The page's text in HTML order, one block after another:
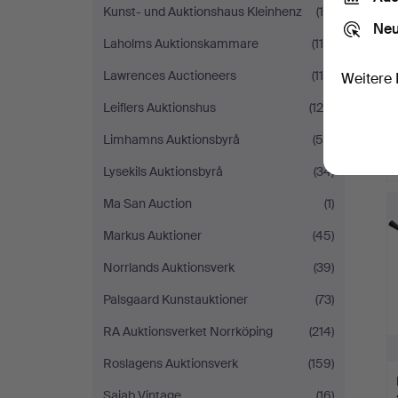
Kunst- und Auktionshaus Kleinhenz
(10)
Laholms Auktionskammare
(119)
Lawrences Auctioneers
(116)
Leiflers Auktionshus
(120)
Limhamns Auktionsbyrå
(58)
Lysekils Auktionsbyrå
(34)
Ma San Auction
(1)
Markus Auktioner
(45)
Norrlands Auktionsverk
(39)
Palsgaard Kunstauktioner
(73)
RA Auktionsverket Norrköping
(214)
Roslagens Auktionsverk
(159)
Weitere